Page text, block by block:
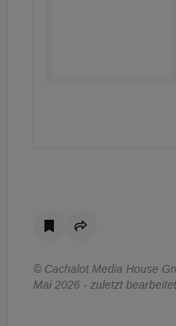
© Cachalot Media House
Mai 2026 - zuletzt